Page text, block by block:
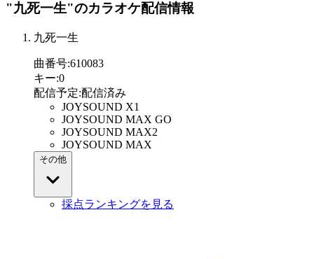
"九死一生"のカラオケ配信情報
九死一生
曲番号:610083
キー:0
配信予定:配信済み
JOYSOUND X1
JOYSOUND MAX GO
JOYSOUND MAX2
JOYSOUND MAX
その他
採点ランキングを見る